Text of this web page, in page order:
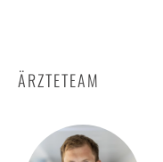
ÄRZTETEAM